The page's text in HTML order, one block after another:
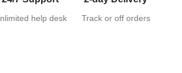
help desk Track or off orders